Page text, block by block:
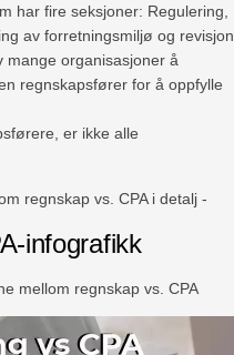
har fire seksjoner: Regulering,
av forretningsmiljø og
mange organisasjoner å
regnskapsfører for å oppfylle
er ikke alle
regnskap vs. CPA i detalj -
infografikk
mellom regnskap vs. CPA